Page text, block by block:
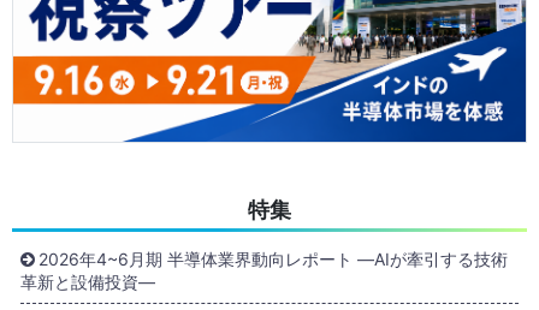
特集
2026年4~6月期 半導体業界動向レポート ―AIが牽引する技術
革新と設備投資―